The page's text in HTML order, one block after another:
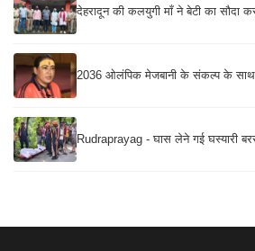
देहरादून की कलयुगी माँ ने बेटी का सौदा
2036 ओलंपिक मेजबानी के संकल्प के साथ
Rudraprayag - घास लेने गई घस्यारी